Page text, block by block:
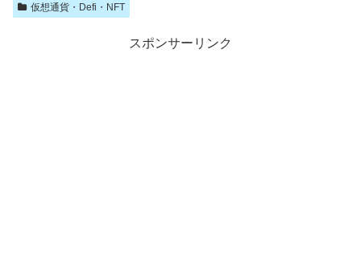
仮想通貨・Defi・NFT
スポンサーリンク